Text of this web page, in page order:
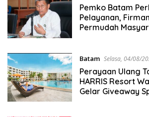
Pemko Batam
Pelayanan,
Permudah
Batam Selasa, 04/08/
Perayaan Ulang
HARRIS Resort
Gelar Giveaway